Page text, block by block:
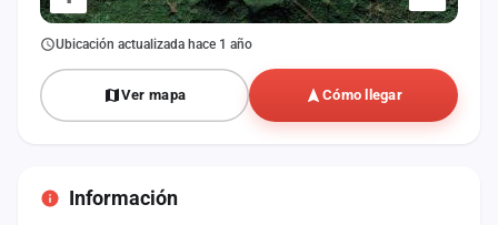
Ubicación actualizada hace 1 año
Ver mapa Cómo llegar
Información